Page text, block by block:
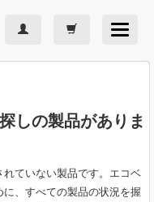
Toggle
しの製品がありま
ていない製品です。エコベ
、すべての製品の状況を握